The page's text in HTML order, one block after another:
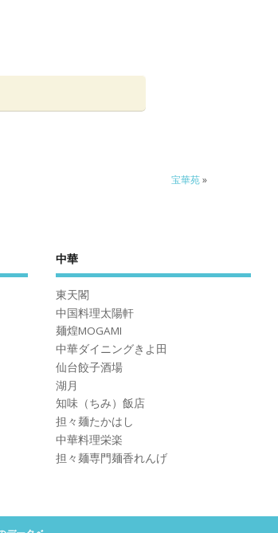
宝華苑»
中華
東天閣
中国料理太陽軒
麺煌MOGAMI
中華ダイニングきよ田
仙台餃子酒場
湖月
知味（ちみ）飯店
担々麺たかはし
中華料理栄楽
担々麺専門麺香れんげ